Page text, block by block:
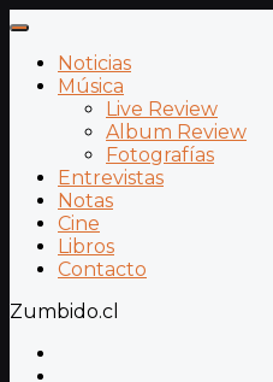
Noticias
Música
Live Review
Album Review
Fotografías
Entrevistas
Notas
Cine
Libros
Contacto
Zumbido.cl